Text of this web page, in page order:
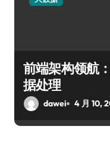
前端架构领航
据处理
dawei 4 月 10,